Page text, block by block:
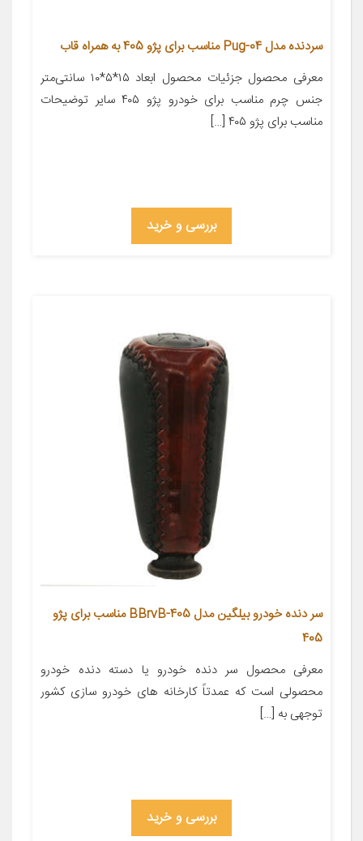
سردنده مدل Pug-04 مناسب برای پژو 405 به همراه قاب
معرفی محصول جزئیات محصول ابعاد ۱۵*۵*۱۰ سانتی‌متر
جنس چرم مناسب برای خودرو پژو ۴۰۵ سایر توضیحات
مناسب برای پژو ۴۰۵ […]
بررسی و خرید
سر دنده خودرو بیلگین مدل 405-BBrvB مناسب برای پژو
405
معرفی محصول سر دنده خودرو یا دسته دنده خودرو
محصولی است که عمدتاً کارخانه های خودرو سازی کشور
توجهی به […]
بررسی و خرید